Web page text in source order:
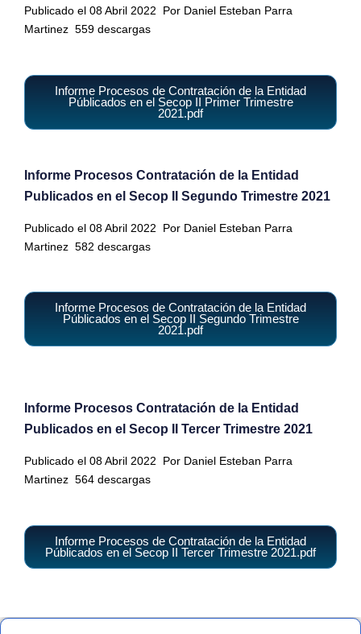
Publicado el 08 Abril 2022
Por Daniel Esteban Parra
Martinez 559 descargas
Informe Procesos de Contratación de la Entidad
Públicados en el Secop II Primer Trimestre
2021.pdf
Informe Procesos Contratación de la Entidad
Publicados en el Secop II Segundo Trimestre 2021
Publicado el 08 Abril 2022
Por Daniel Esteban Parra
Martinez 582 descargas
Informe Procesos de Contratación de la Entidad
Públicados en el Secop II Segundo Trimestre
2021.pdf
Informe Procesos Contratación de la Entidad
Publicados en el Secop II Tercer Trimestre 2021
Publicado el 08 Abril 2022
Por Daniel Esteban Parra
Martinez 564 descargas
Informe Procesos de Contratación de la Entidad
Públicados en el Secop II Tercer Trimestre 2021.pdf